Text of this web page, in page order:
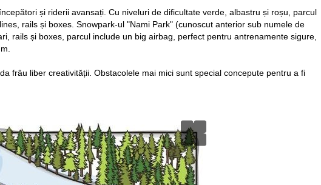
și riderii avansați. Cu niveluri de dificultate verde, albastru și roșu, parcul
rails și boxes. Snowpark-ul "Nami Park" (cunoscut anterior sub numele de
rails și boxes, parcul include un big airbag, perfect pentru antrenamente sigure,
frâu liber creativității. Obstacolele mai mici sunt special concepute pentru a fi